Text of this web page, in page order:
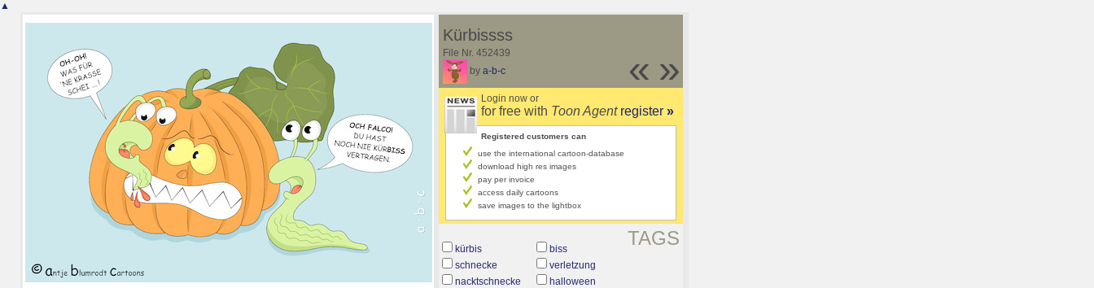
▲
»
«
Kürbissss
File Nr. 452439
by a-b-c
Login now or
for free with Toon Agent register »
Registered customers can
use the international cartoon-database
download high res images
pay per invoice
access daily cartoons
save images to the lightbox
TAGS
kürbis
biss
schnecke
verletzung
nacktschnecke
halloween